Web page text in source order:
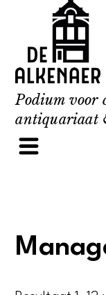
content
Podium voor
antiquariaat